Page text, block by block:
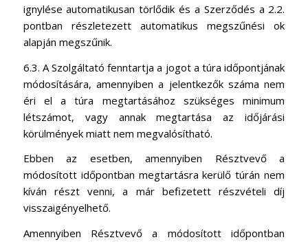
ignylése automatikusan törlődik és a Szerződés a 2.2.
pontban részletezett automatikus megszűnési ok
alapján megszűnik.
6.3. A Szolgáltató fenntartja a jogot a túra időpontjának
módosítására, amennyiben a jelentkezők száma nem
éri el a túra megtartásához szükséges minimum
létszámot, vagy annak megtartása az időjárási
körülmények miatt nem megvalósítható.
Ebben az esetben, amennyiben Résztvevő a
módosított időpontban megtartásra kerülő túrán nem
kíván részt venni, a már befizetett részvételi díj
visszaigényelhető.
Amennyiben Résztvevő a módosított időpontban